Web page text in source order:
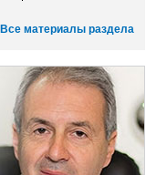
Все материалы раздела